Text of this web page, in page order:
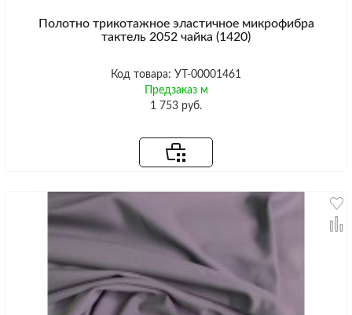
Полотно трикотажное эластичное микрофибра
тактель 2052 чайка (1420)
Код товара: УТ-00001461
Предзаказ м
1 753 руб.